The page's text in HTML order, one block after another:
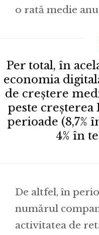
o rată medie
Per total, în
economia
de creștere
peste creșterea
perioade (8,7%
4% în
De altfel, în
numărul
activitatea de